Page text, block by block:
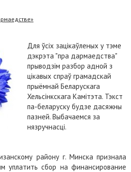
Для ўсіх зацікаўленых у тэме
дэкрэта "пра дармаедства"
прыводзім разбор адной з
цікавых спраў грамадскай
прыёмнай Беларускага
Хельсінкскага Камітэта. Тэкст
па-беларуску будзе дасяжны
пазней. Выбачаемся за
нязручнасці.
району г. Минска признала
уплатить сбор на финансирование